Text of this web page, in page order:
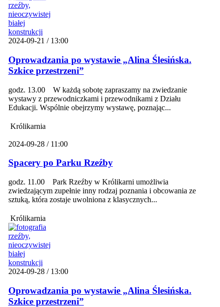
2024-09-21 / 13:00
Oprowadzania po wystawie „Alina Ślesińska.
Szkice przestrzeni”
godz. 13.00 W każdą sobotę zapraszamy na zwiedzanie
wystawy z przewodniczkami i przewodnikami z Działu
Edukacji. Wspólnie obejrzymy wystawę, poznając...
Królikarnia
2024-09-28 / 11:00
Spacery po Parku Rzeźby
godz. 11.00 Park Rzeźby w Królikarni umożliwia
zwiedzającym zupełnie inny rodzaj poznania i obcowania ze
sztuką, która zostaje uwolniona z klasycznych...
Królikarnia
2024-09-28 / 13:00
Oprowadzania po wystawie „Alina Ślesińska.
Szkice przestrzeni”